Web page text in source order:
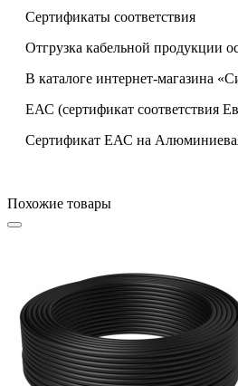
Сертификаты соответствия
Отгрузка кабельной продукции
В каталоге интернет-магазина
ЕАС (сертификат соответствия
Сертификат ЕАС на Алюминиевая
Похожие товары